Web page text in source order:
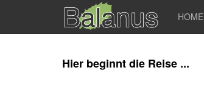
HOME
Hier beginnt die Reise ...